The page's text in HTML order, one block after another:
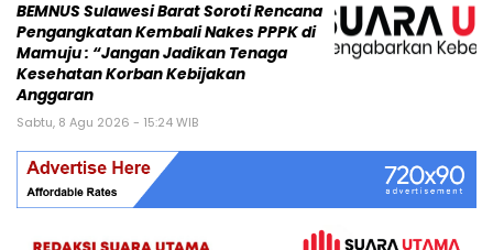
BEMNUS Sulawesi Barat Soroti Rencana
Pengangkatan Kembali Nakes PPPK di
Mamuju : “Jangan Jadikan Tenaga
Kesehatan Korban Kebijakan
Anggaran
Sabtu, 8 Agu 2026 - 15:24 WIB